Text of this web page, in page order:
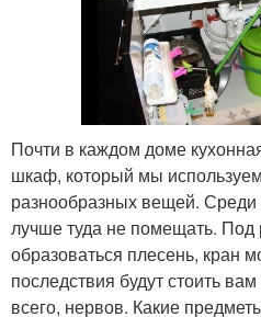
Почти в каждом доме
шкаф, который мы
разнообразных вещей. Среди
лучше туда не помещать. Под
образоваться плесень, кран
последствия будут стоить
всего, нервов. Какие